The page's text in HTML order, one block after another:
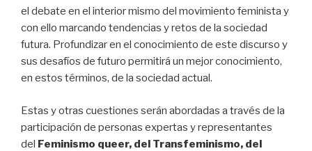
el debate en el interior mismo del movimiento feminista y
con ello marcando tendencias y retos de la sociedad
futura. Profundizar en el conocimiento de este discurso y
sus desafíos de futuro permitirá un mejor conocimiento,
en estos términos, de la sociedad actual.
Estas y otras cuestiones serán abordadas a través de la
participación de personas expertas y representantes
del Feminismo queer, del Transfeminismo, del